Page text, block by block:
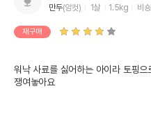
만두(암컷) 1살 1.5kg 비
재구매
워낙 사료를 싫어하는 아이라 토핑
쟁여놓아요